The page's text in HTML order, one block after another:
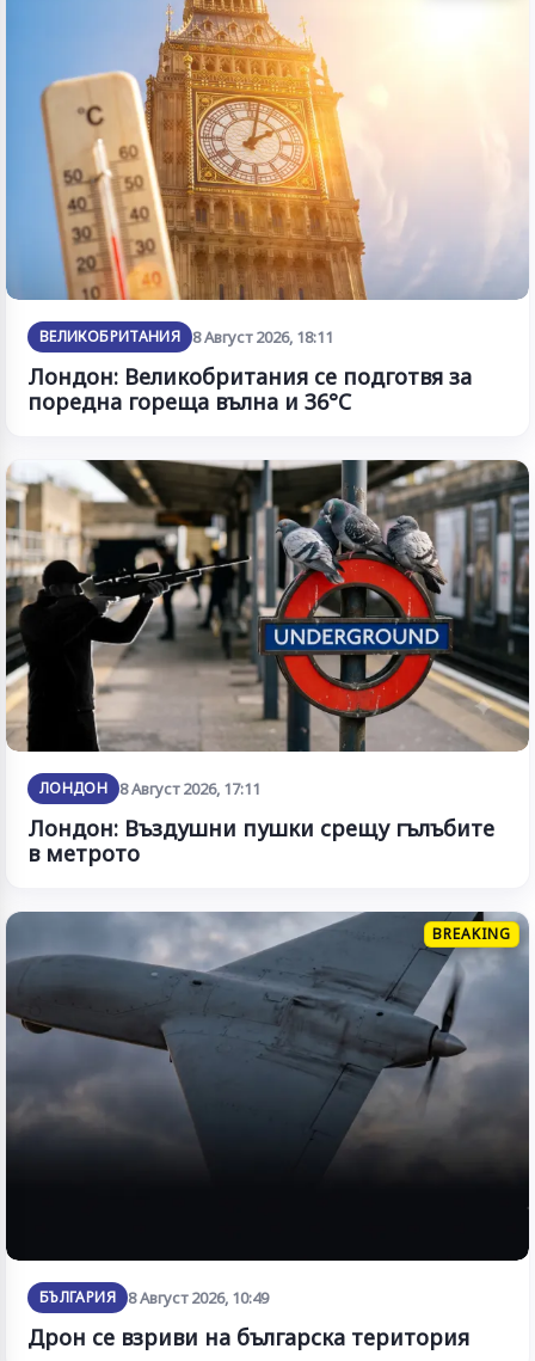
ВЕЛИКОБРИТАНИЯ 8 Август 2026, 18:11
Лондон: Великобритания се подготвя за
поредна гореща вълна и 36°C
ЛОНДОН 8 Август 2026, 17:11
Лондон: Въздушни пушки срещу гълъбите
в метрото
BREAKING
БЪЛГАРИЯ 8 Август 2026, 10:49
Дрон се взриви на българска територия